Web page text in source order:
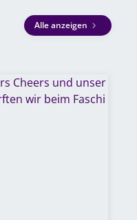
Alle anzeigen